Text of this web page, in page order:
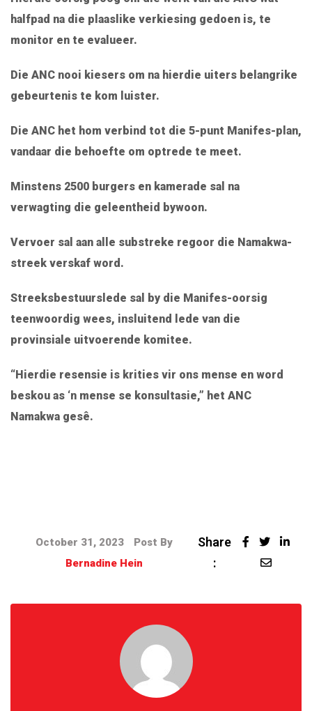
halfpad na die plaaslike verkiesing gedoen is, te
monitor en te evalueer.
Die ANC nooi kiesers om na hierdie uiters belangrike
gebeurtenis te kom luister.
Die ANC het hom verbind tot die 5-punt Manifes-plan,
vandaar die behoefte om optrede te meet.
Minstens 2500 burgers en kamerade sal na
verwagting die geleentheid bywoon.
Vervoer sal aan alle substreke regoor die Namakwa-
streek verskaf word.
Streeksbestuurslede sal by die Manifes-oorsig
teenwoordig wees, insluitend lede van die
provinsiale uitvoerende komitee.
“Hierdie resensie is krities vir ons mense en word
beskou as ‘n mense se konsultasie,” het ANC
Namakwa gesê.
October 31, 2023
Post By
Bernadine Hein
Share
: